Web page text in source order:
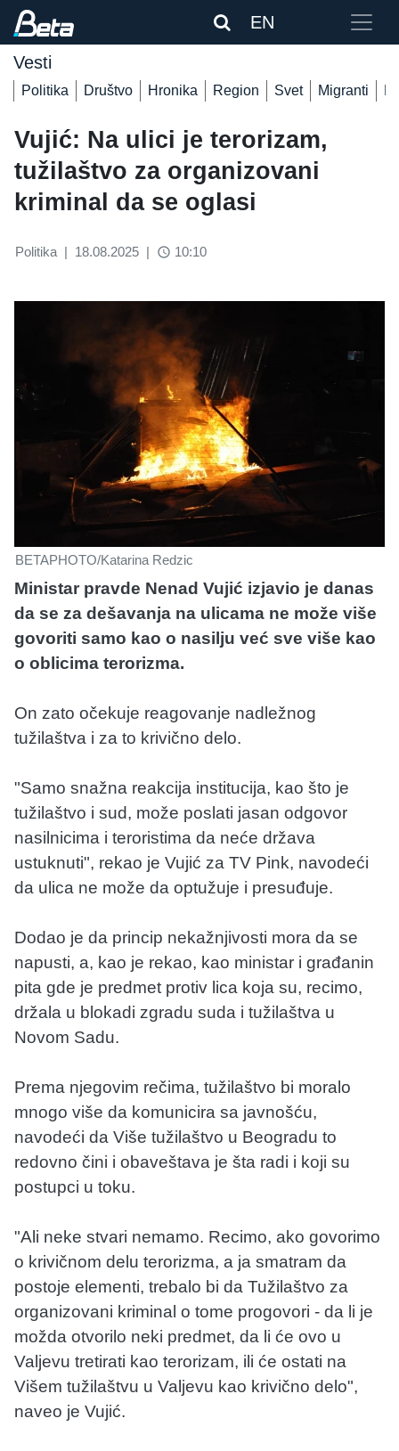
EN
Vesti
Politika Društvo Hronika Region Svet Migranti
Vujić: Na ulici je terorizam,
tužilaštvo za organizovani
kriminal da se oglasi
Politika | 18.08.2025 | access_time 10:10
BETAPHOTO/Katarina Redzic
Ministar pravde Nenad Vujić izjavio je danas
da se za dešavanja na ulicama ne može više
govoriti samo kao o nasilju već sve više kao
o oblicima terorizma.
On zato očekuje reagovanje nadležnog
tužilaštva i za to krivično delo.
"Samo snažna reakcija institucija, kao što je
tužilaštvo i sud, može poslati jasan odgovor
nasilnicima i teroristima da neće država
ustuknuti", rekao je Vujić za TV Pink, navodeći
da ulica ne može da optužuje i presuđuje.
Dodao je da princip nekažnjivosti mora da se
napusti, a, kao je rekao, kao ministar i građanin
pita gde je predmet protiv lica koja su, recimo,
držala u blokadi zgradu suda i tužilaštva u
Novom Sadu.
Prema njegovim rečima, tužilaštvo bi moralo
mnogo više da komunicira sa javnošću,
navodeći da Više tužilaštvo u Beogradu to
redovno čini i obaveštava je šta radi i koji su
postupci u toku.
"Ali neke stvari nemamo. Recimo, ako govorimo
o krivičnom delu terorizma, a ja smatram da
postoje elementi, trebalo bi da Tužilaštvo za
organizovani kriminal o tome progovori - da li je
možda otvorilo neki predmet, da li će ovo u
Valjevu tretirati kao terorizam, ili će ostati na
Višem tužilaštvu u Valjevu kao krivično delo",
naveo je Vujić.